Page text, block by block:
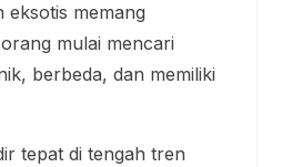
eksotis memang
mulai mencari
berbeda, dan memiliki
tepat di tengah tren